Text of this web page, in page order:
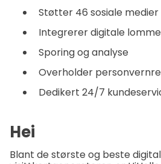
Støtter 46 sosiale
Integrerer digitale
Sporing og analyse
Overholder
Dedikert 24/7
Hei
Blant de største og beste